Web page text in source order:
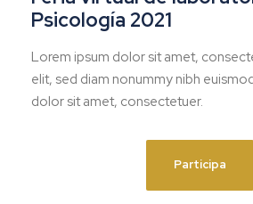
Psicología 2021
Lorem ipsum dolor sit amet,
elit, sed diam nonummy nibh
dolor sit amet, consectetuer.
Participa